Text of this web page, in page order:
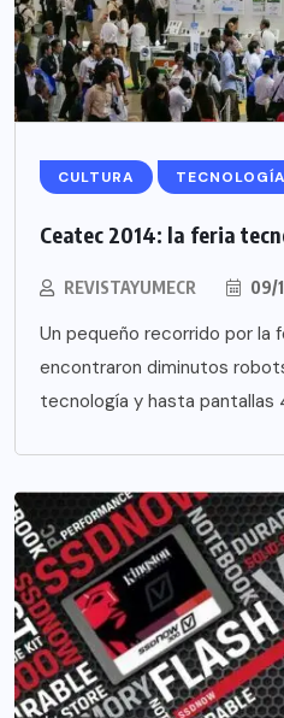
CULTURA TECNOLOGÍA
Ceatec 2014: la feria
REVISTAYUMECR 09/
Un pequeño recorrido por la
encontraron diminutos
tecnología y hasta pantallas